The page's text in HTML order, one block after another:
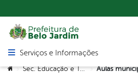
Abrir menu principal de navegação
Serviços e Informações
Você está aqui:
> Sec. Educação e Tecnologia >